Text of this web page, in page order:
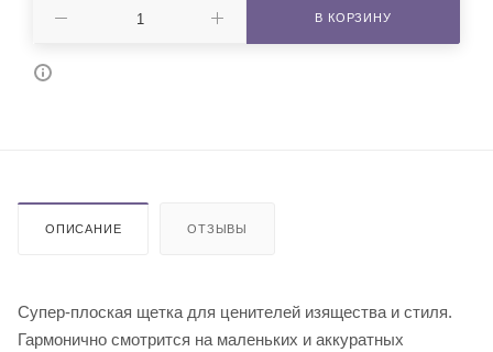
В КОРЗИНУ
ОПИСАНИЕ ОТЗЫВЫ
Супер-плоская щетка для ценителей изящества и стиля.
Гармонично смотрится на маленьких и аккуратных